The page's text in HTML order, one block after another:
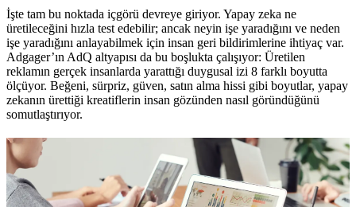
İşte tam bu noktada içgörü devreye giriyor. Yapay zeka ne
üretileceğini hızla test edebilir; ancak neyin işe yaradığını ve neden
işe yaradığını anlayabilmek için insan geri bildirimlerine ihtiyaç var.
Adgager’ın AdQ altyapısı da bu boşlukta çalışıyor: Üretilen
reklamın gerçek insanlarda yarattığı duygusal izi 8 farklı boyutta
ölçüyor. Beğeni, sürpriz, güven, satın alma hissi gibi boyutlar, yapay
zekanın ürettiği kreatiflerin insan gözünden nasıl göründüğünü
somutlaştırıyor.